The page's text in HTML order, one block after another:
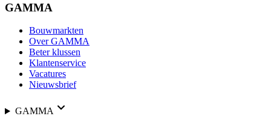
GAMMA
Bouwmarkten
Over GAMMA
Beter klussen
Klantenservice
Vacatures
Nieuwsbrief
GAMMA